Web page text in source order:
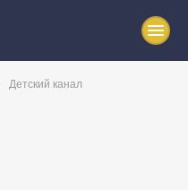
Детский канал